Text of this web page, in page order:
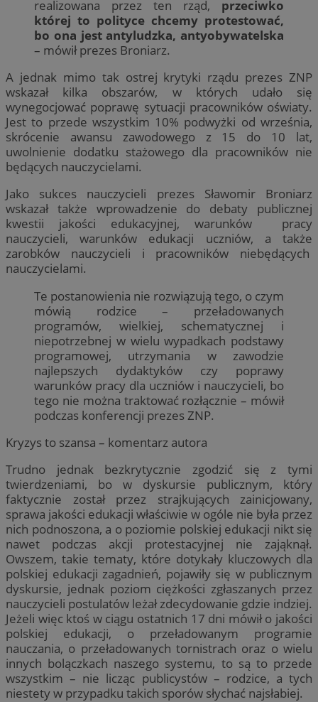
realizowana przez ten rząd, przeciwko
której to polityce chcemy protestować,
bo ona jest antyludzka, antyobywatelska
– mówił prezes Broniarz.
A jednak mimo tak ostrej krytyki rządu prezes ZNP
wskazał kilka obszarów, w których udało się
wynegocjować poprawę sytuacji pracowników oświaty.
Jest to przede wszystkim 10% podwyżki od września,
skrócenie awansu zawodowego z 15 do 10 lat,
uwolnienie dodatku stażowego dla pracowników nie
będących nauczycielami.
Jako sukces nauczycieli prezes Sławomir Broniarz
wskazał także wprowadzenie do debaty publicznej
kwestii jakości edukacyjnej, warunków pracy
nauczycieli, warunków edukacji uczniów, a także
zarobków nauczycieli i pracowników niebędących
nauczycielami.
Te postanowienia nie rozwiązują tego, o czym
mówią rodzice – przeładowanych
programów, wielkiej, schematycznej i
niepotrzebnej w wielu wypadkach podstawy
programowej, utrzymania w zawodzie
najlepszych dydaktyków czy poprawy
warunków pracy dla uczniów i nauczycieli, bo
tego nie można traktować rozłącznie – mówił
podczas konferencji prezes ZNP.
Kryzys to szansa – komentarz autora
Trudno jednak bezkrytycznie zgodzić się z tymi
twierdzeniami, bo w dyskursie publicznym, który
faktycznie został przez strajkujących zainicjowany,
sprawa jakości edukacji właściwie w ogóle nie była przez
nich podnoszona, a o poziomie polskiej edukacji nikt się
nawet podczas akcji protestacyjnej nie zająknął.
Owszem, takie tematy, które dotykały kluczowych dla
polskiej edukacji zagadnień, pojawiły się w publicznym
dyskursie, jednak poziom ciężkości zgłaszanych przez
nauczycieli postulatów leżał zdecydowanie gdzie indziej.
Jeżeli więc ktoś w ciągu ostatnich 17 dni mówił o jakości
polskiej edukacji, o przeładowanym programie
nauczania, o przeładowanych tornistrach oraz o wielu
innych bolączkach naszego systemu, to są to przede
wszystkim – nie licząc publicystów – rodzice, a tych
niestety w przypadku takich sporów słychać najsłabiej.